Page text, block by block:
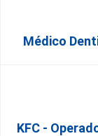
Médico
KFC -